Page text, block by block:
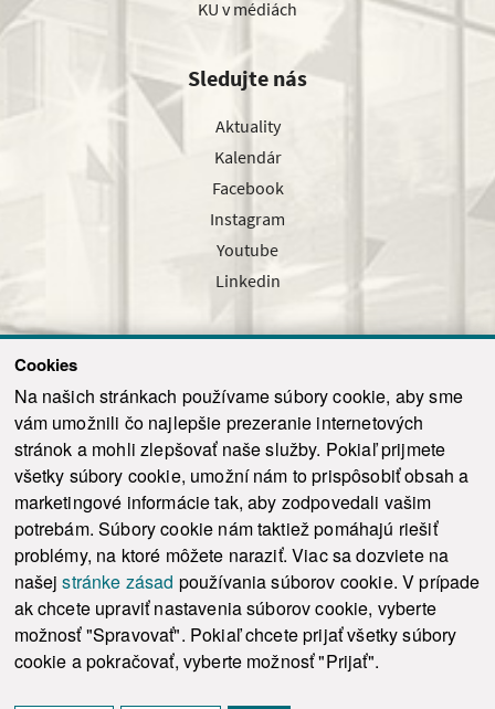
Cookies
Na našich stránkach používame súbory cookie, aby sme
vám umožnili čo najlepšie prezeranie internetových
stránok a mohli zlepšovať naše služby. Pokiaľ prijmete
všetky súbory cookie, umožní nám to prispôsobiť obsah a
marketingové informácie tak, aby zodpovedali vašim
potrebám. Súbory cookie nám taktiež pomáhajú riešiť
problémy, na ktoré môžete naraziť. Viac sa dozviete na
našejstránke zásad používania súborov cookie. V prípade
ak chcete upraviť nastavenia súborov cookie, vyberte
možnosť "Spravovať". Pokiaľ chcete prijať všetky súbory
cookie a pokračovať, vyberte možnosť "Prijať".
KU v médiách
Sledujte nás
Aktuality
Kalendár
Facebook
Instagram
Youtube
Linkedin
Odoslať
© 2021-2026 ku.sk. Všetky práva vyhradené. | Ochrana osobných údajov
Vyhlásenie o prístupnosti |
Admin
This site is protected by reCAPTCHA and the Google Privacy Policy and Terms of
Service
apply.